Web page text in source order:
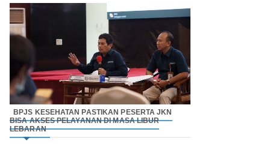
BPJS KESEHATAN PASTIKAN PESERTA JKN
BISA AKSES PELAYANAN DI MASA LIBUR
LEBARAN